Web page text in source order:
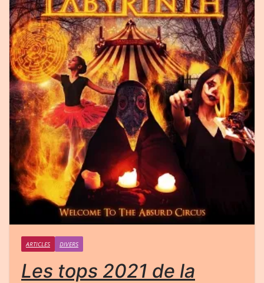
ARTICLES DIVERS
Les tops 2021 de la